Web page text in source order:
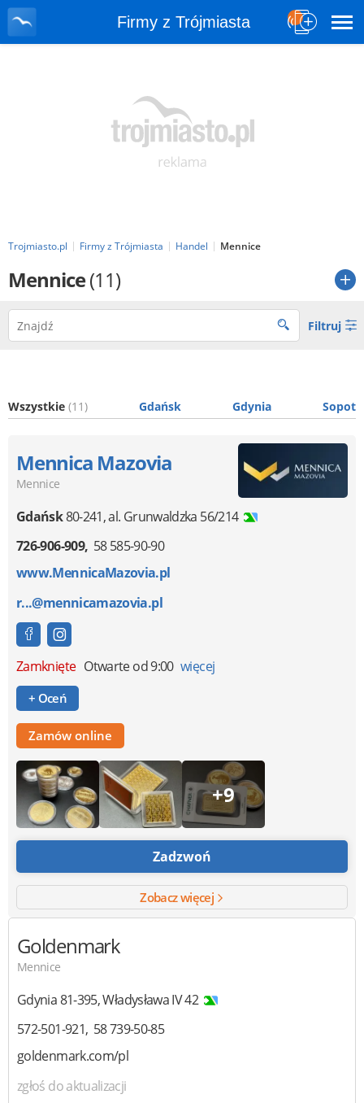
Firmy z Trójmiasta
Trojmiasto.pl Firmy z Trójmiasta Handel Mennice
Mennice(11)
Filtruj
Wszystkie (11) Gdańsk Gdynia Sopot
Mennica Mazovia
Mennice
Gdańsk80-241,al. Grunwaldzka 56/214
726-906-909 58 585-90-90
www.MennicaMazovia.pl
r...@mennicamazovia.pl
Zamknięte Otwarte od 9:00 więcej
+ Oceń
Zamów online
+9
Zadzwoń
Zobacz więcej
Goldenmark
Mennice
Gdynia81-395,Władysława IV 42
572-501-921 58 739-50-85
goldenmark.com/pl
zgłoś do aktualizacji